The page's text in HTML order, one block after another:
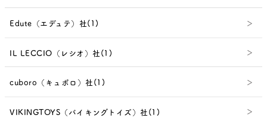
Edute（エデュテ）社(1)
IL LECCIO（レシオ）社(1)
cuboro（キュボロ）社(1)
VIKINGTOYS（バイキングトイズ）社(1)